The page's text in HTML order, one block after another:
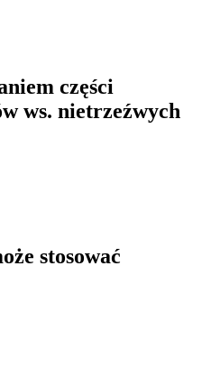
części
ws. nietrzeźwych
stosować